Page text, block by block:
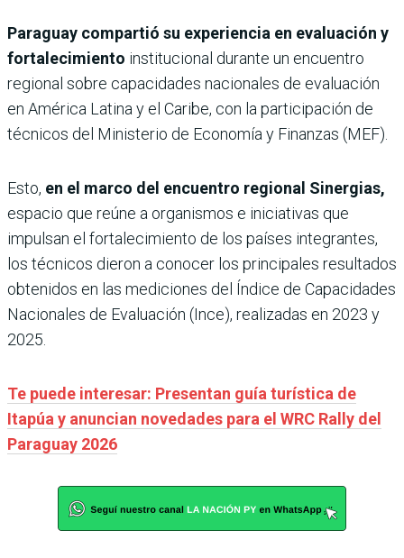
Paraguay compartió su experiencia en evaluación y
fortalecimiento institucional durante un encuentro
regional sobre capacidades nacionales de evaluación
en América Latina y el Caribe, con la participación de
técnicos del Ministerio de Economía y Finanzas (MEF).
Esto, en el marco del encuentro regional Sinergias,
espacio que reúne a organismos e iniciativas que
impulsan el fortalecimiento de los países integrantes,
los técnicos dieron a conocer los principales resultados
obtenidos en las mediciones del Índice de Capacidades
Nacionales de Evaluación (Ince), realizadas en 2023 y
2025.
Te puede interesar: Presentan guía turística de
Itapúa y anuncian novedades para el WRC Rally del
Paraguay 2026